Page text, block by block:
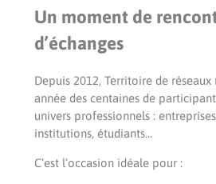
Un moment de
d’échanges
Depuis 2012, Territoire de réseaux
année des centaines de
univers professionnels :
institutions, étudiants…
C’est l’occasion idéale pour :